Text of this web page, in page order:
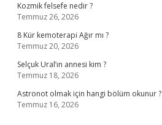
Kozmik felsefe nedir ?
Temmuz 26, 2026
8 Kür kemoterapi Ağır mı ?
Temmuz 20, 2026
Selçuk Ural’ın annesi kim ?
Temmuz 18, 2026
Astronot olmak için hangi bölüm okunur ?
Temmuz 16, 2026